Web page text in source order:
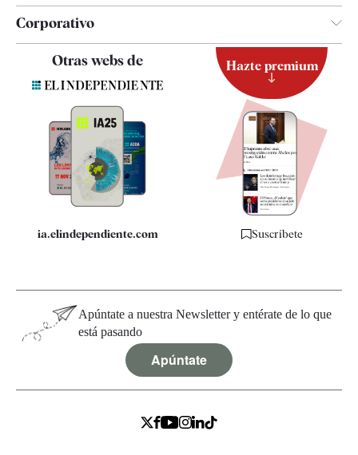
Corporativo
Contacto
Quiénes somos
Especificaciones
Otras webs de
ia.elindependiente.com
Hazte premium
Suscríbete
Apúntate a nuestra Newsletter y entérate de lo que
está pasando
Apúntate